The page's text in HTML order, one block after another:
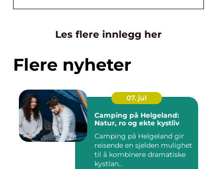
Les flere innlegg her
Flere nyheter
07. jul
Camping på Helgeland:
Natur, ro og ekte kystliv
Camping på Helgeland gir
reisende en sjelden mulighet
til å kombinere dramatiske
kystlan...